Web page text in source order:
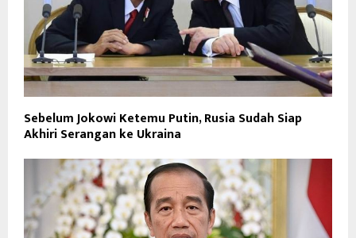
Sebelum Jokowi Ketemu Putin, Rusia Sudah Siap
Akhiri Serangan ke Ukraina